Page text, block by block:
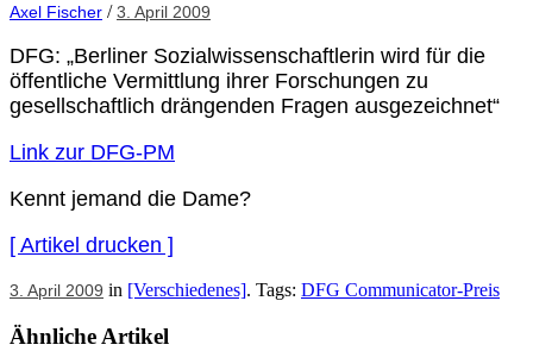
Axel Fischer /3. April 2009
DFG: „Berliner Sozialwissenschaftlerin wird für die
öffentliche Vermittlung ihrer Forschungen zu
gesellschaftlich drängenden Fragen ausgezeichnet“
Link zur DFG-PM
Kennt jemand die Dame?
[ Artikel drucken ]
3. April 2009 in [Verschiedenes]. Tags: DFG Communicator-Preis
Ähnliche Artikel